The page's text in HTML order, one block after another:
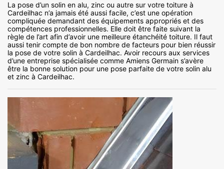
La pose d’un solin en alu, zinc ou autre sur votre toiture à
Cardeilhac n’a jamais été aussi facile, c’est une opération
compliquée demandant des équipements appropriés et des
compétences professionnelles. Elle doit être faite suivant la
règle de l’art afin d’avoir une meilleure étanchéité toiture. Il faut
aussi tenir compte de bon nombre de facteurs pour bien réussir
la pose de votre solin à Cardeilhac. Avoir recours aux services
d’une entreprise spécialisée comme Amiens Germain s’avère
être la bonne solution pour une pose parfaite de votre solin alu
et zinc à Cardeilhac.